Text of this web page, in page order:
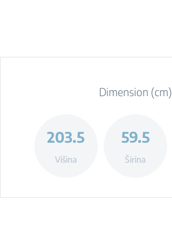
Dimension (cm)
203.5
Višina
59.5
Širina